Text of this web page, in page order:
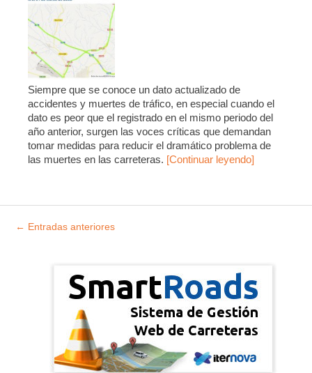
Siempre que se conoce un dato actualizado de
accidentes y muertes de tráfico, en especial cuando el
dato es peor que el registrado en el mismo periodo del
año anterior, surgen las voces críticas que demandan
tomar medidas para reducir el dramático problema de
las muertes en las carreteras. [Continuar leyendo]
Explorar
← Entradas anteriores